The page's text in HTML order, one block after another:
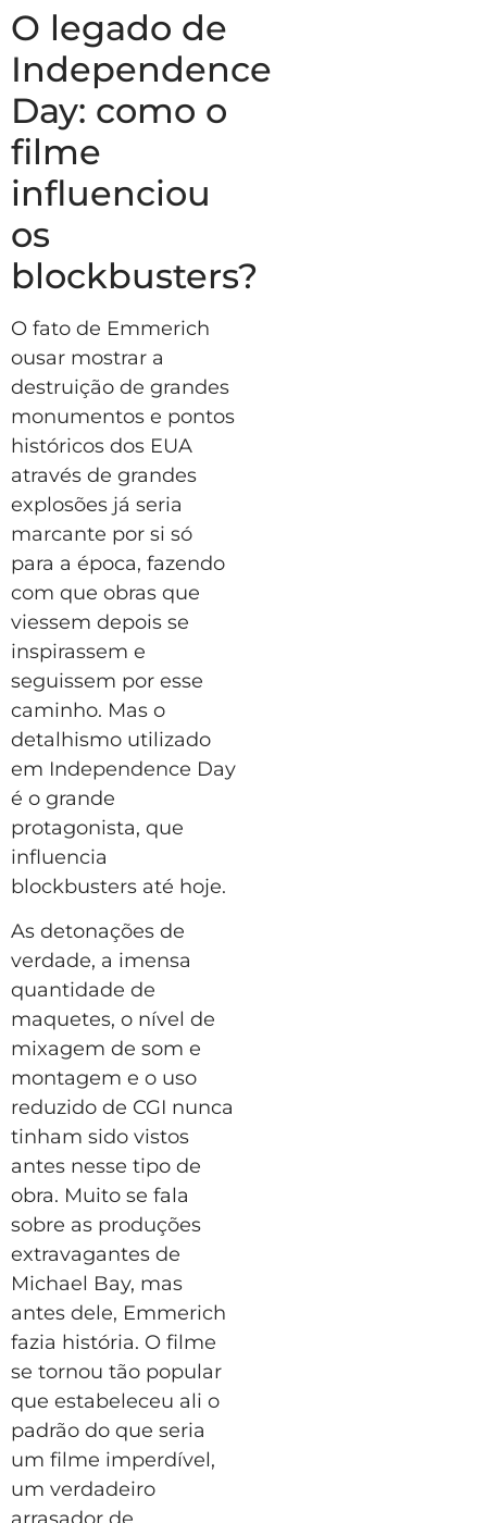
O legado de
Independence
Day: como o
filme
influenciou
os
blockbusters?
O fato de Emmerich
ousar mostrar a
destruição de grandes
monumentos e pontos
históricos dos EUA
através de grandes
explosões já seria
marcante por si só
para a época, fazendo
com que obras que
viessem depois se
inspirassem e
seguissem por esse
caminho. Mas o
detalhismo utilizado
em Independence Day
é o grande
protagonista, que
influencia
blockbusters até hoje.
As detonações de
verdade, a imensa
quantidade de
maquetes, o nível de
mixagem de som e
montagem e o uso
reduzido de CGI nunca
tinham sido vistos
antes nesse tipo de
obra. Muito se fala
sobre as produções
extravagantes de
Michael Bay, mas
antes dele, Emmerich
fazia história. O filme
se tornou tão popular
que estabeleceu ali o
padrão do que seria
um filme imperdível,
um verdadeiro